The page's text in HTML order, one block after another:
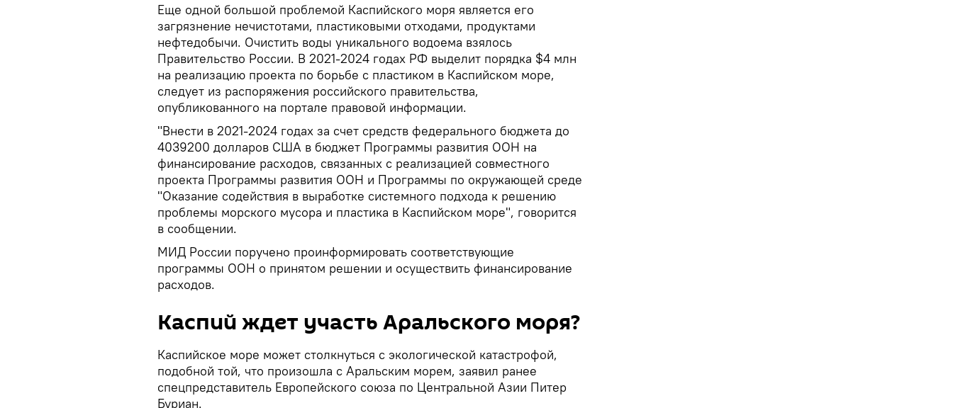
Еще одной большой проблемой Каспийского моря является его
загрязнение нечистотами, пластиковыми отходами, продуктами
нефтедобычи. Очистить воды уникального водоема взялось
Правительство России. В 2021-2024 годах РФ выделит порядка $4 млн
на реализацию проекта по борьбе с пластиком в Каспийском море,
следует из распоряжения российского правительства,
опубликованного на портале правовой информации.
"Внести в 2021-2024 годах за счет средств федерального бюджета до
4039200 долларов США в бюджет Программы развития ООН на
финансирование расходов, связанных с реализацией совместного
проекта Программы развития ООН и Программы по окружающей среде
"Оказание содействия в выработке системного подхода к решению
проблемы морского мусора и пластика в Каспийском море", говорится
в сообщении.
МИД России поручено проинформировать соответствующие
программы ООН о принятом решении и осуществить финансирование
расходов.
Каспий ждет участь Аральского моря?
Каспийское море может столкнуться с экологической катастрофой,
подобной той, что произошла с Аральским морем, заявил ранее
спецпредставитель Европейского союза по Центральной Азии Питер
Буриан.